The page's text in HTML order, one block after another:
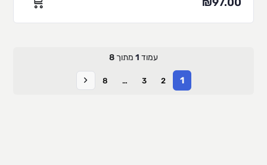
עמוד 1 מתוך 8
1
2
3
…
8